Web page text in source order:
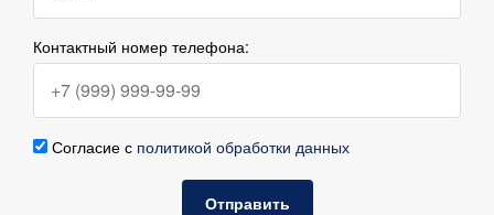
Контактный номер телефона:
Согласие с политикой обработки данных
Отправить